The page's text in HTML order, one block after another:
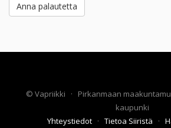
Anna palautetta
© Vapriikki · Pirkanmaan
kaupunki
Yhteystiedot · Tietoa Siiristä ·